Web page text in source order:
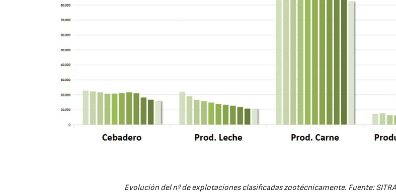
Evolución del nº de explotaciones clasificadas zootécnicamente. Fuente: